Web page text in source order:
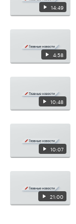
14:49
4:58
10:48
10:07
21:00